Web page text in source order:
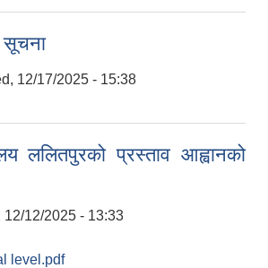
सूचना
12/17/2025 - 15:38
ललितपुरको प्रस्ताव आह्वानको
12/12/2025 - 13:33
level.pdf